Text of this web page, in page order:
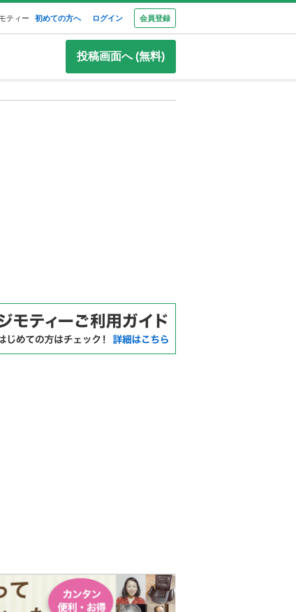
ティー 初めての方へ ログイン 会員登録
投稿画面へ (無料)